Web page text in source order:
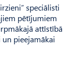
speciālisti
pētījumiem
attīstībā
pieejamākai